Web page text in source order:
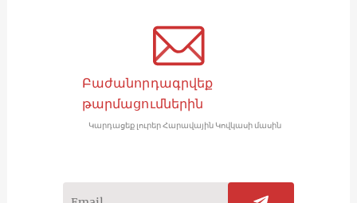
Բաժանորդագրվեք
թարմացումներին
Կարդացեք լուրեր Հարավային Կովկասի մասին